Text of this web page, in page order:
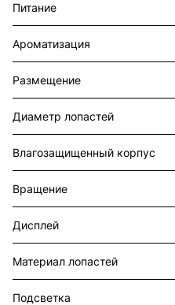
Питание
Ароматизация
Размещение
Диаметр лопастей
Влагозащищенный корпус
Вращение
Дисплей
Материал лопастей
Подсветка